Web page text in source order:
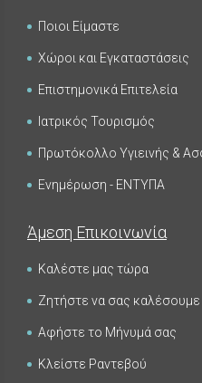
Ποιοι Είμαστε
Χώροι και Εγκαταστάσεις
Επιστημονικά Επιτελεία
Ιατρικός Τουρισμός
Πρωτόκολλο Υγιεινής &
Ενημέρωση - ΕΝΤΥΠΑ
Άμεση Επικοινωνία
Καλέστε μας τώρα
Ζητήστε να σας καλέσουμε
Αφήστε το Μήνυμά σας
Κλείστε Ραντεβού